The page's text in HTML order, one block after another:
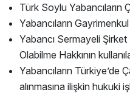
Türk Soylu Yabancıların
Yabancıların
Yabancı Sermayeli
Olabilme Hakkının
Yabancıların Türkiye’de
alınmasına ilişkin hukuki